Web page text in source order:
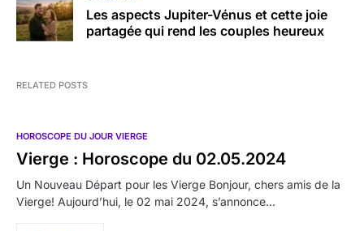
Les aspects Jupiter-Vénus et cette joie
partagée qui rend les couples heureux
RELATED POSTS
HOROSCOPE DU JOUR VIERGE
Vierge : Horoscope du 02.05.2024
Un Nouveau Départ pour les Vierge Bonjour, chers amis de la
Vierge! Aujourd’hui, le 02 mai 2024, s’annonce…